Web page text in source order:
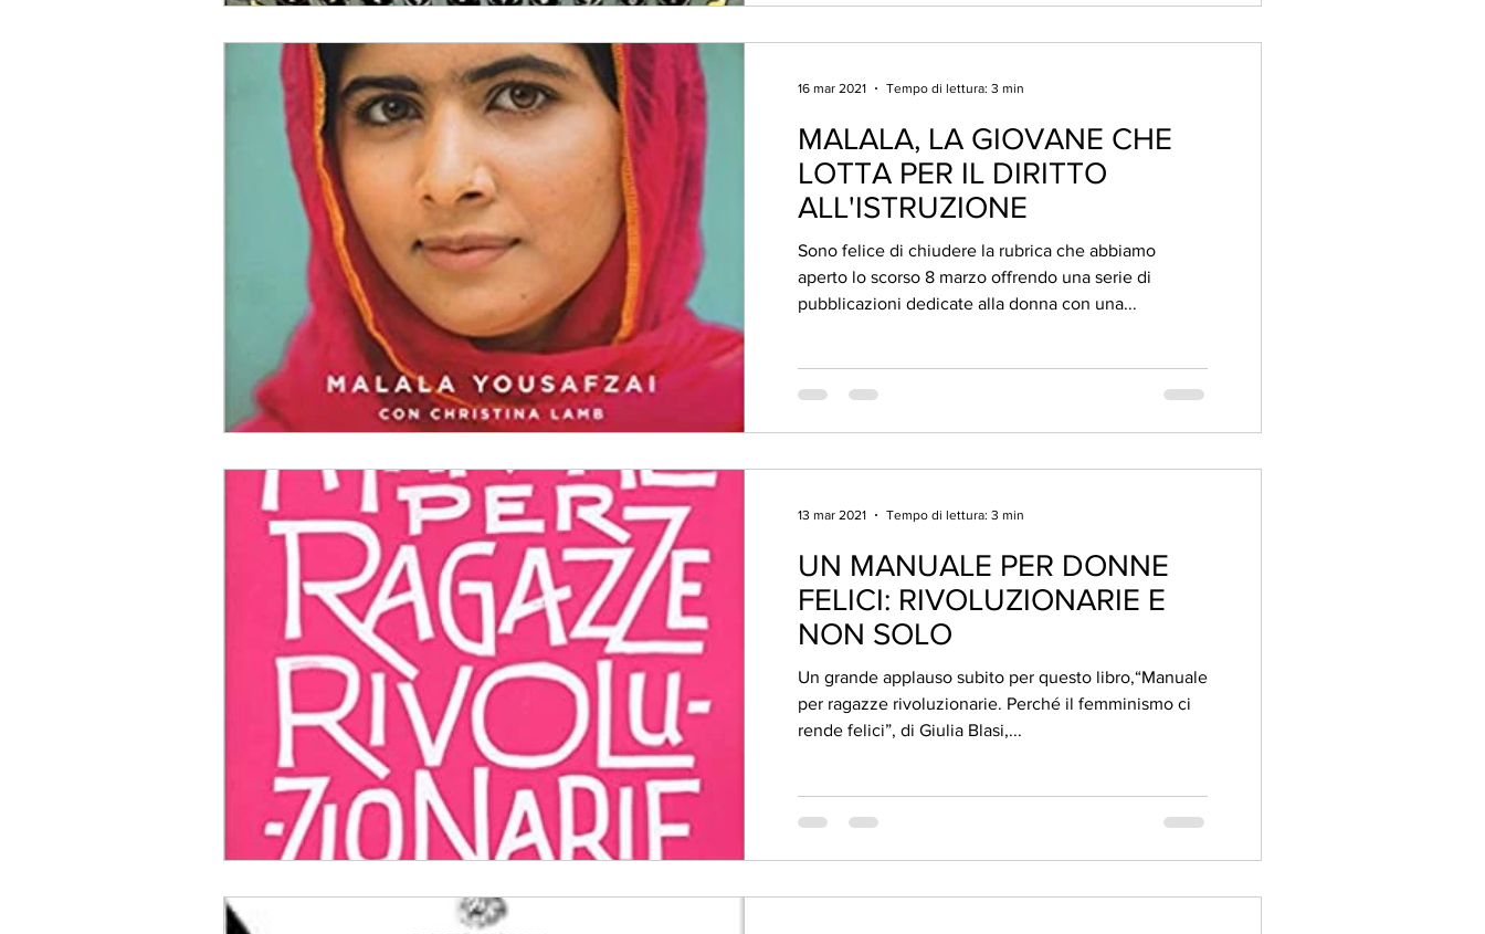
MALALA, LA GIOVANE CHE
LOTTA PER IL DIRITTO
ALL'ISTRUZIONE
Sono felice di chiudere la rubrica che abbiamo
aperto lo scorso 8 marzo offrendo una serie di
pubblicazioni dedicate alla donna con una...
16 mar 2021 Tempo di lettura: 3 min
UN MANUALE PER DONNE
FELICI: RIVOLUZIONARIE E
NON SOLO
Un grande applauso subito per questo libro,“Manuale
per ragazze rivoluzionarie. Perché il femminismo ci
rende felici”, di Giulia Blasi,...
13 mar 2021 Tempo di lettura: 3 min